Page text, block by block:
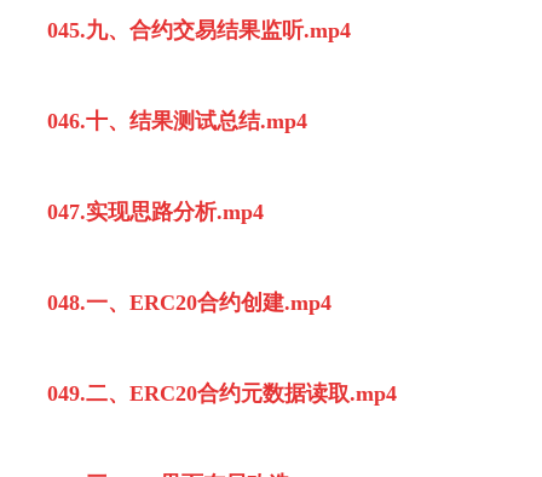
045.九、合约交易结果监听.mp4
046.十、结果测试总结.mp4
047.实现思路分析.mp4
048.一、ERC20合约创建.mp4
049.二、ERC20合约元数据读取.mp4